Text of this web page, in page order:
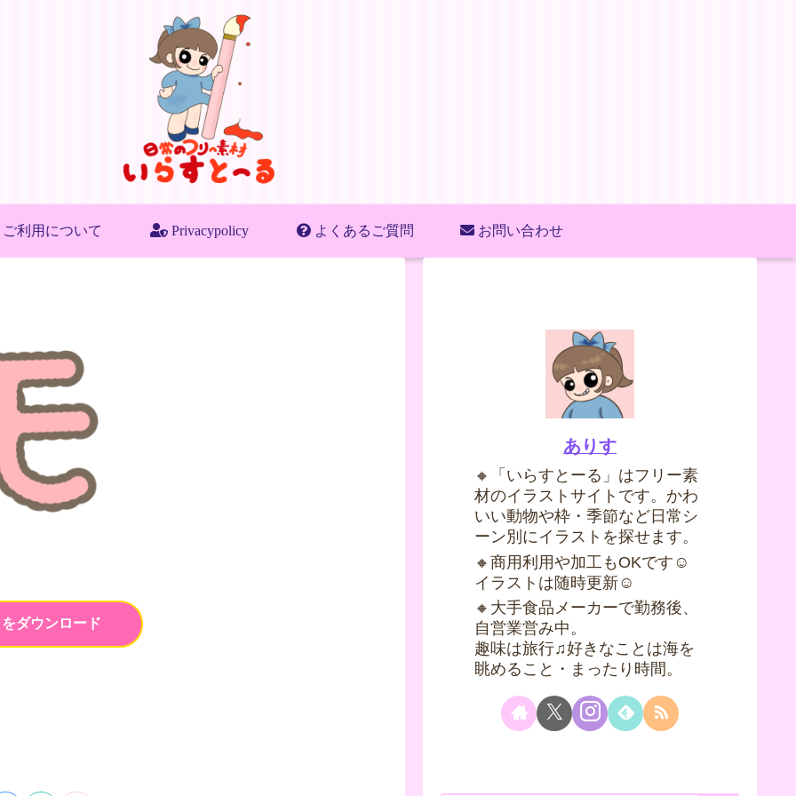
ご利用について Privacypolicy よくあるご質問 お問い合わせ
ダウンロード
ありす
🔸「いらすとーる」はフリー素
材のイラストサイトです。かわ
いい動物や枠・季節など日常シ
ーン別にイラストを探せます。
🔸商用利用や加工もOKです☺
イラストは随時更新☺
🔸大手食品メーカーで勤務後、
自営業営み中。
趣味は旅行♫好きなことは海を
眺めること・まったり時間。